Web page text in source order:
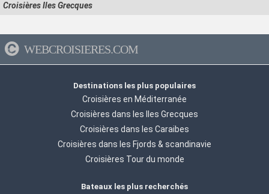
Croisières Iles Grecques
WEBCROISIERES.COM
Destinations les plus populaires
Croisières en Méditerranée
Croisières dans les Iles Grecques
Croisières dans les Caraibes
Croisières dans les Fjords & scandinavie
Croisières Tour du monde
Bateaux les plus recherchés